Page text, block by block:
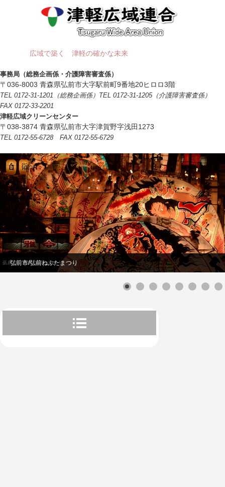
広域で築く 津軽の確かな未来
事務局（総務企画係・介護障害審査係）
〒036-8003 青森県弘前市大字駅前町9番地20ヒロロ3階
TEL 0172-31-1201（総務企画係）TEL 0172-31-1205（介護障害審査係）
FAX 0172-33-2201
津軽広域クリーンセンター
〒038-3874 青森県弘前市大字津賀野字浅田1273
TEL 0172-55-6728 FAX 0172-55-6729
弘前市/弘前ねぷたまつり